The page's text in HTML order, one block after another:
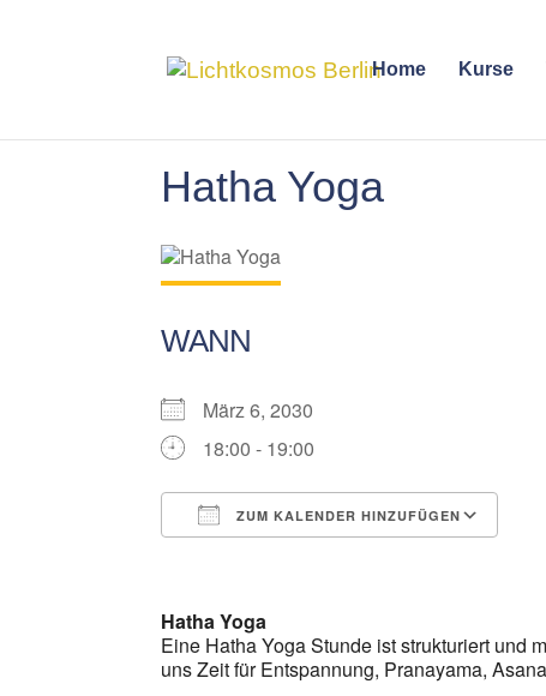
Home Kurse
Hatha Yoga
WANN
März 6, 2030
18:00 - 19:00
ZUM KALENDER HINZUFÜGEN
Hatha Yoga
Eine Hatha Yoga Stunde ist strukturiert und
uns Zeit für Entspannung, Pranayama,